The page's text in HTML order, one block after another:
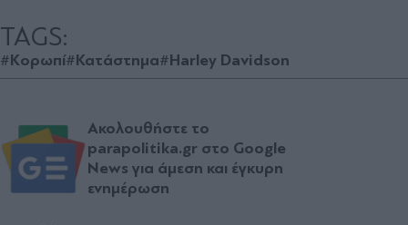
TAGS:
#Κορωπί#Κατάστημα#Harley Davidson
Ακολουθήστε το
parapolitika.gr στο Google
News για άμεση και έγκυρη
ενημέρωση